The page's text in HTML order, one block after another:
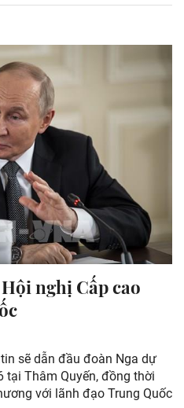
nghị Cấp cao
sẽ dẫn đầu đoàn Nga dự
tại Thâm Quyến, đồng thời
với lãnh đạo Trung Quốc